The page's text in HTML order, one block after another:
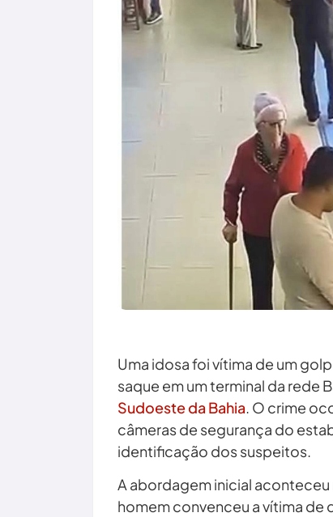
Uma idosa foi vítima de um
saque em um terminal da rede
Sudoeste da Bahia. O crime
câmeras de segurança do
identificação dos suspeitos.
A abordagem inicial
homem convenceu a vítima de